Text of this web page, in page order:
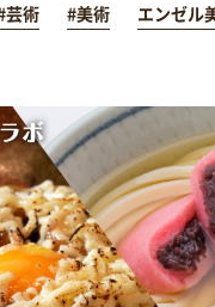
芸術 #美術 エンゼル